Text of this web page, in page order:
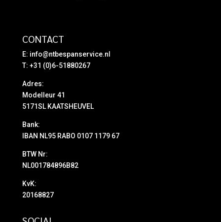
CONTACT
E: info@ntbespanservice.nl
T: +31 (0)6-51880267
Adres:
Modelleur 41
5171SL KAATSHEUVEL
Bank:
IBAN NL95 RABO 0107 1179 67
BTW Nr:
NL001784896B82
KvK:
20168827